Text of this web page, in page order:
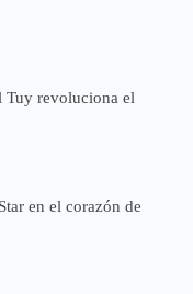
Tuy revoluciona el
en el corazón de